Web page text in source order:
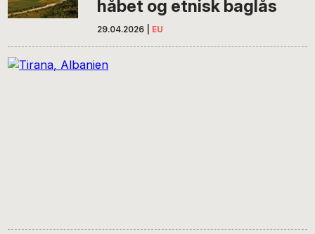
håbet og etnisk baglås
29.04.2026 EU